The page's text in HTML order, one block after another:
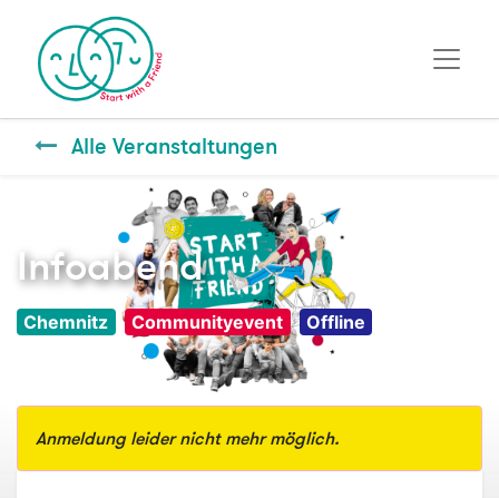
Alle Veranstaltungen
Infoabend
Chemnitz Communityevent Offline
Anmeldung leider nicht mehr möglich.